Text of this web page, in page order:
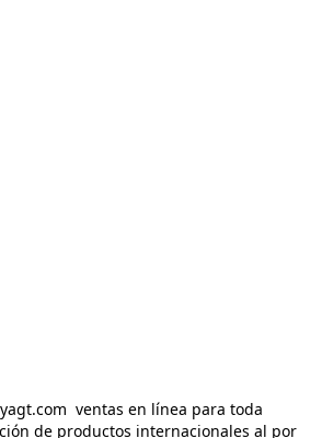
ventas en línea para toda
de productos internacionales al por